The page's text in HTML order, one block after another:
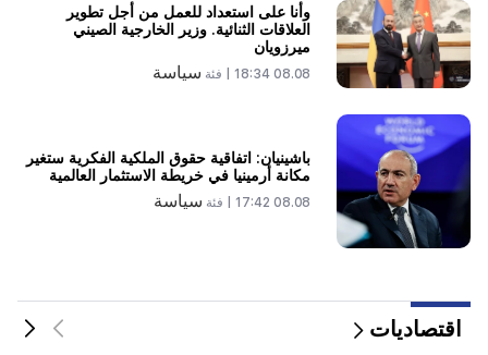
19:06
مطلوب كجزء من الإجراءات الجنائية
18:44
اتفاقية "تريب" والممر الأوسط
وأنا على استعداد للعمل من أجل تطوير
العلاقات الثنائية. وزير الخارجية الصيني
ميرزويان
08.08 18:34 | فئة سياسة
باشينيان: اتفاقية حقوق الملكية الفكرية ستغير
مكانة أرمينيا في خريطة الاستثمار العالمية
08.08 17:42 | فئة سياسة
اقتصاديات